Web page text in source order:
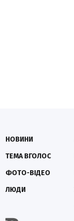
НОВИНИ
ТЕМА ВГОЛОС
ФОТО-ВІДЕО
ЛЮДИ